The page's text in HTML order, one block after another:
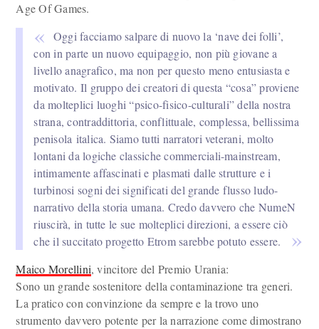
Age Of Games.
Oggi facciamo salpare di nuovo la ‘nave dei folli’,
con in parte un nuovo equipaggio, non più giovane a
livello anagrafico, ma non per questo meno entusiasta e
motivato. Il gruppo dei creatori di questa “cosa” proviene
da molteplici luoghi “psico-fisico-culturali” della nostra
strana, contraddittoria, conflittuale, complessa, bellissima
penisola italica. Siamo tutti narratori veterani, molto
lontani da logiche classiche commerciali-mainstream,
intimamente affascinati e plasmati dalle strutture e i
turbinosi sogni dei significati del grande flusso ludo-
narrativo della storia umana. Credo davvero che NumeN
riuscirà, in tutte le sue molteplici direzioni, a essere ciò
che il succitato progetto Etrom sarebbe potuto essere.
Maico Morellini, vincitore del Premio Urania:
Sono un grande sostenitore della contaminazione tra generi.
La pratico con convinzione da sempre e la trovo uno
strumento davvero potente per la narrazione come dimostrano